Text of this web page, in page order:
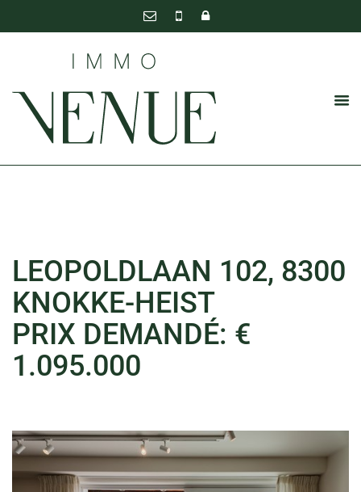
LEOPOLDLAAN 102, 8300
KNOKKE-HEIST
PRIX DEMANDÉ: €
1.095.000